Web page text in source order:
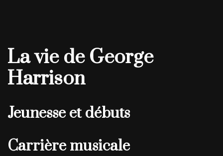
La vie de George
Harrison
Jeunesse et débuts
Carrière musicale